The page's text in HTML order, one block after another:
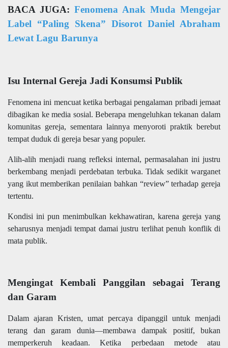
BACA JUGA: Fenomena Anak Muda Mengejar
Label “Paling Skena” Disorot Daniel Abraham
Lewat Lagu Barunya
Isu Internal Gereja Jadi Konsumsi Publik
Fenomena ini mencuat ketika berbagai pengalaman pribadi jemaat
dibagikan ke media sosial. Beberapa mengeluhkan tekanan dalam
komunitas gereja, sementara lainnya menyoroti praktik berebut
tempat duduk di gereja besar yang populer.
Alih-alih menjadi ruang refleksi internal, permasalahan ini justru
berkembang menjadi perdebatan terbuka. Tidak sedikit warganet
yang ikut memberikan penilaian bahkan “review” terhadap gereja
tertentu.
Kondisi ini pun menimbulkan kekhawatiran, karena gereja yang
seharusnya menjadi tempat damai justru terlihat penuh konflik di
mata publik.
Mengingat Kembali Panggilan sebagai Terang
dan Garam
Dalam ajaran Kristen, umat percaya dipanggil untuk menjadi
terang dan garam dunia—membawa dampak positif, bukan
memperkeruh keadaan. Ketika perbedaan metode atau